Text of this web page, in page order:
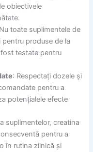
obiectivele
toate suplimentele de
produse de la
testate pentru
: Respectați dozele și
pentru a
potențialele efecte
suplimentelor, creatina
pentru a
în rutina zilnică și